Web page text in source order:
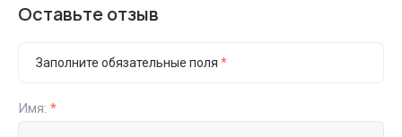
Оставьте отзыв
Заполните обязательные поля *
Имя: *